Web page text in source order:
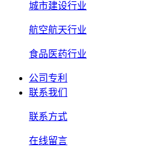
城市建设行业
航空航天行业
食品医药行业
公司专利
联系我们
联系方式
在线留言